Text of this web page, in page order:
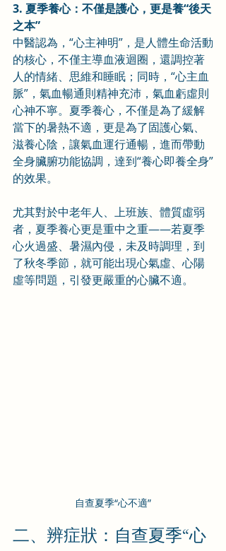
3. 夏季養心：不僅是護心，更是養“後天
之本”
中醫認為，“心主神明”，是人體生命活動
的核心，不僅主導血液迴圈，還調控著
人的情緒、思維和睡眠；同時，“心主血
脈”，氣血暢通則精神充沛，氣血虧虛則
心神不寧。夏季養心，不僅是為了緩解
當下的暑熱不適，更是為了固護心氣、
滋養心陰，讓氣血運行通暢，進而帶動
全身臟腑功能協調，達到“養心即養全身”
的效果。
尤其對於中老年人、上班族、體質虛弱
者，夏季養心更是重中之重——若夏季
心火過盛、暑濕內侵，未及時調理，到
了秋冬季節，就可能出現心氣虛、心陽
虛等問題，引發更嚴重的心臟不適。
自查夏季“心不適”
二、辨症狀：自查夏季“心